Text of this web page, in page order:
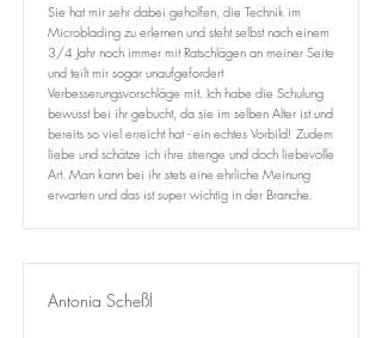
Sie hat mir sehr dabei geholfen, die Technik im
Microblading zu erlernen und steht selbst nach einem
3/4 Jahr noch immer mit Ratschlägen an meiner Seite
und teilt mir sogar unaufgefordert
Verbesserungsvorschläge mit. Ich habe die Schulung
bewusst bei ihr gebucht, da sie im selben Alter ist und
bereits so viel erreicht hat - ein echtes Vorbild! Zudem
liebe und schätze ich ihre strenge und doch liebevolle
Art. Man kann bei ihr stets eine ehrliche Meinung
erwarten und das ist super wichtig in der Branche.
Antonia Scheßl